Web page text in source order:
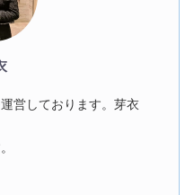
営しております。芽衣